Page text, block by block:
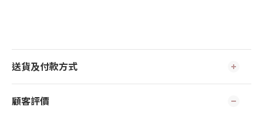
送貨及付款方式
顧客評價